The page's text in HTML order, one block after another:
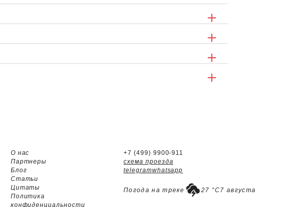
О нас
Партнеры
Блог
Статьи
Цитаты
Политика
конфиденциальности
+7 (499) 9900-911
схема проезда
telegramwhatsapp
Погода на треке 27 °C7 августа